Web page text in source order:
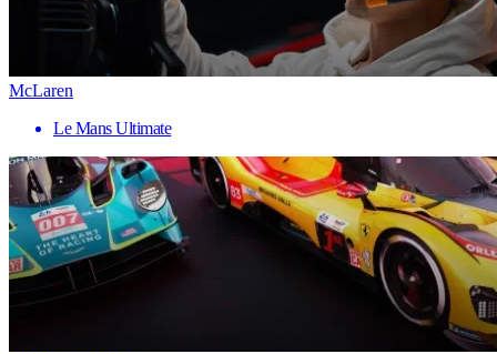
McLaren
Le Mans Ultimate